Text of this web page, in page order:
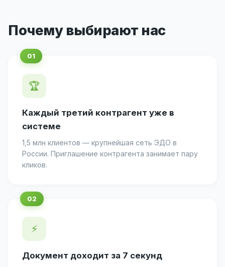
Почему выбирают нас
🏆
Каждый третий контрагент уже в
системе
1,5 млн клиентов — крупнейшая сеть ЭДО в
России. Приглашение контрагента занимает пару
кликов.
⚡
Документ доходит за 7 секунд